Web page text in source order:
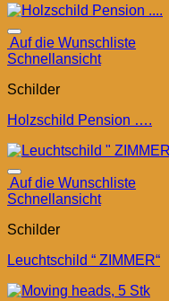
Auf die Wunschliste
Schnellansicht
Schilder
Holzschild Pension ….
Auf die Wunschliste
Schnellansicht
Schilder
Leuchtschild “ ZIMMER“